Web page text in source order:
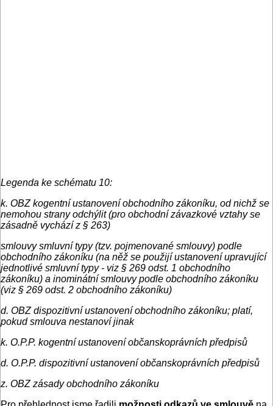
Legenda ke schématu 10:
k. OBZ kogentní ustanovení obchodního zákoníku, od nichž se
nemohou strany odchýlit (pro obchodní závazkové vztahy se
zásadně vychází z § 263)
smlouvy smluvní typy (tzv. pojmenované smlouvy) podle
obchodního zákoníku (na něž se použijí ustanovení upravující
jednotlivé smluvní typy - viz § 269 odst. 1 obchodního
zákoníku) a inominátní smlouvy podle obchodního zákoníku
(viz § 269 odst. 2 obchodního zákoníku)
d. OBZ dispozitivní ustanovení obchodního zákoníku; platí,
pokud smlouva nestanoví jinak
k. O.P.P. kogentní ustanovení občanskoprávních předpisů
d. O.P.P. dispozitivní ustanovení občanskoprávních předpisů
z. OBZ zásady obchodního zákoníku